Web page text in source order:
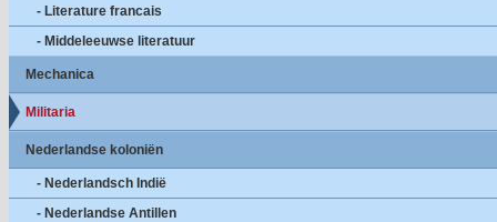
- Literature francais
- Middeleeuwse literatuur
Mechanica
Militaria
Nederlandse koloniën
- Nederlandsch Indië
- Nederlandse Antillen